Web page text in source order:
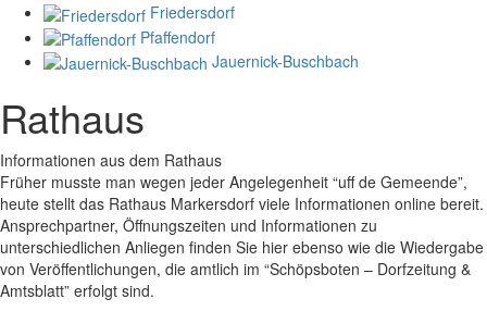
Friedersdorf
Pfaffendorf
Jauernick-Buschbach
Rathaus
Informationen aus dem Rathaus
Früher musste man wegen jeder Angelegenheit “uff de Gemeende”,
heute stellt das Rathaus Markersdorf viele Informationen online bereit.
Ansprechpartner, Öffnungszeiten und Informationen zu
unterschiedlichen Anliegen finden Sie hier ebenso wie die Wiedergabe
von Veröffentlichungen, die amtlich im “Schöpsboten – Dorfzeitung &
Amtsblatt” erfolgt sind.